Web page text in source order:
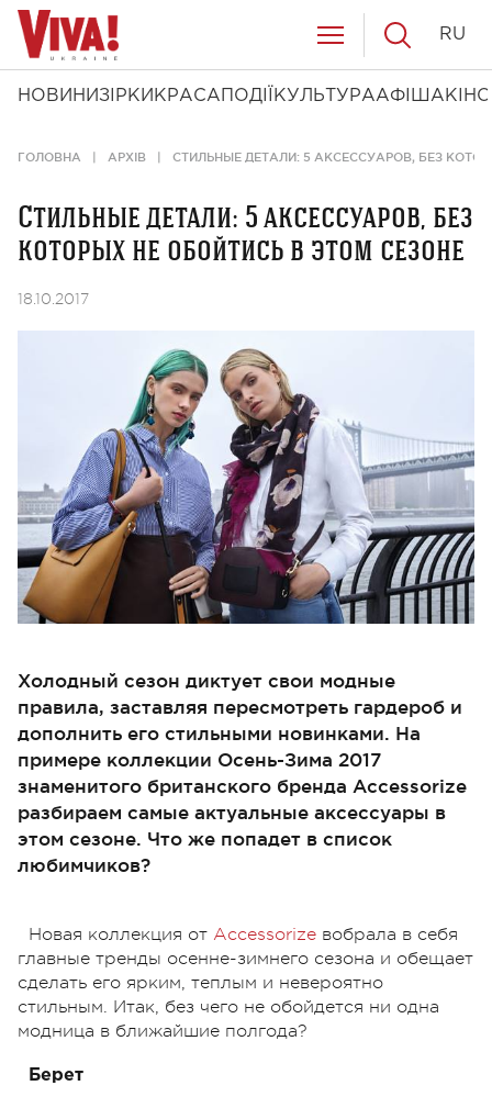
НОВИНИ ЗІРКИ КРАСА ПОДІЇ КУЛЬТУРААФІША КІНО
RU
ГОЛОВНА АРХІВ СТИЛЬНЫЕ ДЕТАЛИ: 5 АКСЕССУАРОВ, БЕЗ
Стильные детали: 5 аксессуаров, без
которых не обойтись в этом сезоне
18.10.2017
Холодный сезон диктует свои модные
правила, заставляя пересмотреть гардероб и
дополнить его стильными новинками. На
примере коллекции Осень-Зима 2017
знаменитого британского бренда Accessorize
разбираем самые актуальные аксессуары в
этом сезоне. Что же попадет в список
любимчиков?
Новая коллекция от Accessorize вобрала в себя
главные тренды осенне-зимнего сезона и обещает
сделать его ярким, теплым и невероятно
стильным. Итак, без чего не обойдется ни одна
модница в ближайшие полгода?
Берет